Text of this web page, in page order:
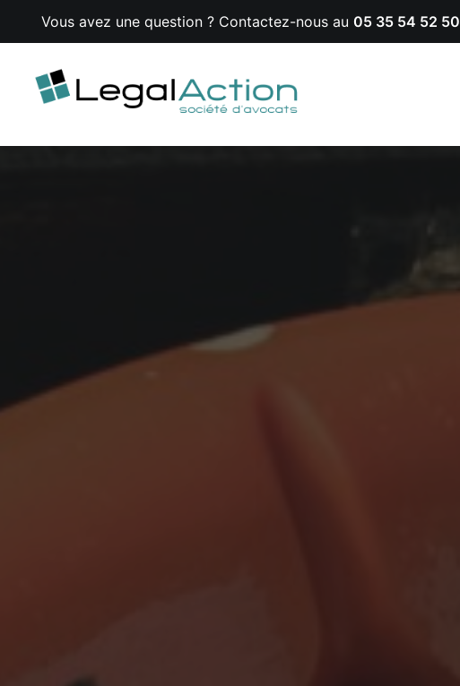
Vous avez une question ? Contactez-nous au 05 35 54 52 50